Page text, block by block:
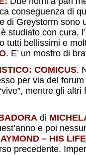
conseguenza di
di Greystorm sono
studiato con cura,
tutti bellissimi e
. E’ un mostro di
COMICUS.
per via del
mentre gli
di
e poi
– HIS
precedente.